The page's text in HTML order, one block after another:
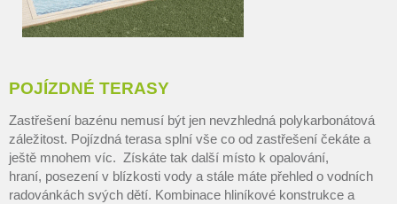
POJÍZDNÉ TERASY
Zastřešení bazénu nemusí být jen nevzhledná polykarbonátová
záležitost. Pojízdná terasa splní vše co od zastřešení čekáte a
ještě mnohem víc. Získáte tak další místo k opalování,
hraní, posezení v blízkosti vody a stále máte přehled o vodních
radovánkách svých dětí. Kombinace hliníkové konstrukce a